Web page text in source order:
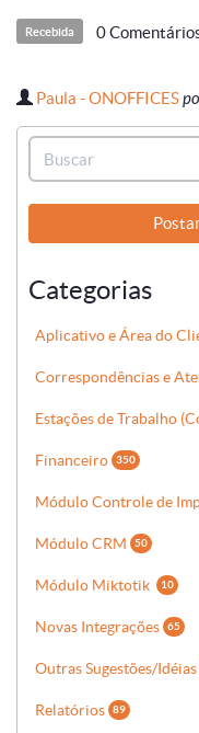
Recebida 0
Paula - ONOFFICES
Categorias
Aplicativo e Área do
Correspondências e
Estações de Trabalho
Financeiro 350
Módulo Controle de
Módulo CRM 50
Módulo Miktotik 10
Novas Integrações 65
Outras Sugestões/Idéias
Relatórios 89